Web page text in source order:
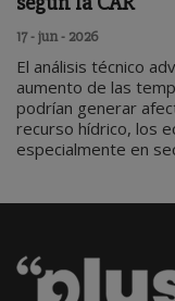
17 - jun - 2026
El análisis técnico
aumento de las
podrían generar
recurso hídrico, los
especialmente en